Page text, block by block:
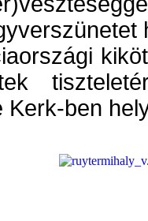
Kerk-ben